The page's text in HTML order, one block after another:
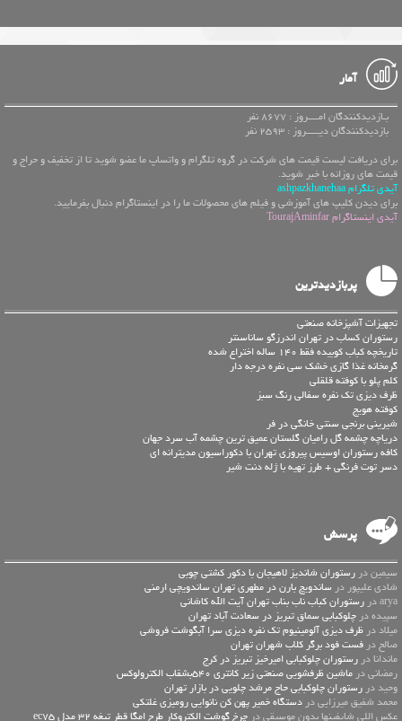
آمار
بـازدیدکنندگان امــــروز : 8677 نفر
بازدیدکنندگان دیـــــروز : 2593 نفر
برای دریافت لیست قیمت های شرکت در گروه تلگرام و واتساپ ما عضو شوید تا از تخفیف و حراج و
قیمت های روزانه با خبر شوید.
آیدی تلگرام ashpazkhanehaa
برای دیدن کلیپ های آموزشی و فیلم های محصولات ما را در اینستاگرام دنبال بفرمایید.
آیدی اینستاگرام TourajAminfar
پربازدیدترین
تجهیزات آشپزخانه صنعتی
رستوران کساب در تهران اندرزگو ساناسنتر
تاریخچه کباب کوبیده فقط 140 ساله اختراع شده
گرمخانه غذا گازی خشک سی نفره درجه دار
کلم پلو با کوفته قلقلی
ظرف دیزی تک نفره سفالی رنگ سبز
کوفته هویج
شیرینی برنجی سنتی خانگی در فر
دریاچه چشمه گل رامیان گلستان عمیق ترین چشمه آب سرد جهان
کافه رستوران اوسیس پیروزی تهران با دکوراسیون مدیترانه ای
دسر توت فرنگی + طرز تهیه با ژله دنت شیر
پرسش
سیمین در رستوران شاندیز لاهیجان با دکور کشتی چوبی
شادی علیپور در ساندویچ بارن در مطهری تهران ساندویچی ارمنی
arya در
رستوران کباب ناب بناب تهران آیت الله کاشانی
سپیده در چلوکبابی سماق تبریز در سعادت آباد تهران
میلاد در ظرف دیزی آلومینیوم تک نفره دیزی سرا آبگوشت فروشی
صالح در فست فود برگر کلاب شهران تهران
ماندانا در رستوران چلوکبابی امیرخیز تبریز در کرج
رمضانی در ماشین ظرفشویی صنعتی زیر کانتری 540بشقاب الکترولوکس
وحید در رستوران چلوکبابی حاج مرشد چلویی در بازار تهران
محمد شفیق میرزایی در دستگاه خمیر پهن کن نانوایی رومیزی غلتکی
عكس اللي شايفينها بدون موسيقى در
چرخ گوشت الکتروکار طرح امگا قطر تیغه 32 مدل ec75